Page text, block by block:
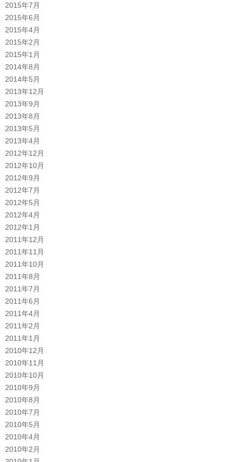
2015年7月
2015年6月
2015年4月
2015年2月
2015年1月
2014年8月
2014年5月
2013年12月
2013年9月
2013年8月
2013年5月
2013年4月
2012年12月
2012年10月
2012年9月
2012年7月
2012年5月
2012年4月
2012年1月
2011年12月
2011年11月
2011年10月
2011年8月
2011年7月
2011年6月
2011年4月
2011年2月
2011年1月
2010年12月
2010年11月
2010年10月
2010年9月
2010年8月
2010年7月
2010年5月
2010年4月
2010年2月